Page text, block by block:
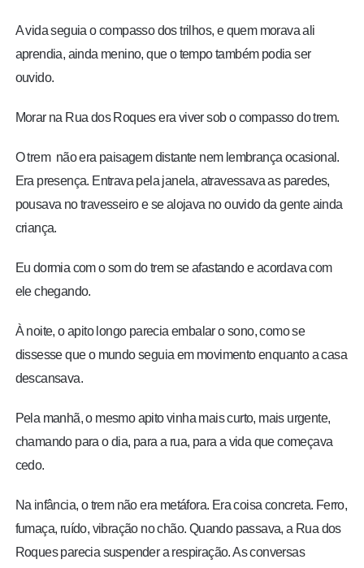
ENTRETENIMENTO
FOTOS
COLUNISTAS
A vida seguia o compasso dos trilhos, e quem morava ali
aprendia, ainda menino, que o tempo também podia ser
ouvido.
Morar na Rua dos Roques era viver sob o compasso do trem.
O trem não era paisagem distante nem lembrança ocasional.
Era presença. Entrava pela janela, atravessava as paredes,
pousava no travesseiro e se alojava no ouvido da gente ainda
criança.
Eu dormia com o som do trem se afastando e acordava com
ele chegando.
À noite, o apito longo parecia embalar o sono, como se
dissesse que o mundo seguia em movimento enquanto a casa
descansava.
Pela manhã, o mesmo apito vinha mais curto, mais urgente,
chamando para o dia, para a rua, para a vida que começava
cedo.
Na infância, o trem não era metáfora. Era coisa concreta. Ferro,
fumaça, ruído, vibração no chão. Quando passava, a Rua dos
Roques parecia suspender a respiração. As conversas